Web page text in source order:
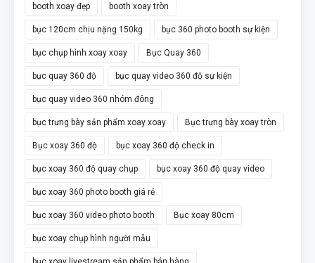
booth xoay đẹp booth xoay tròn
bục 120cm chịu nặng 150kg bục 360 photo booth sự kiện
bục chụp hình xoay xoay Bục Quay 360
bục quay 360 độ bục quay video 360 độ sự kiện
bục quay video 360 nhóm đông
bục trưng bày sản phẩm xoay xoay Bục trưng bày xoay tròn
Bục xoay 360 độ bục xoay 360 độ check in
bục xoay 360 độ quay chụp bục xoay 360 độ quay video
bục xoay 360 photo booth giá rẻ
bục xoay 360 video photo booth Bục xoay 80cm
bục xoay chụp hình người mẫu